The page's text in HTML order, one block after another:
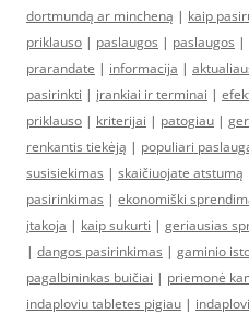
dortmundą ar mincheną | kaip
priklauso | paslaugos | paslaugos |
prarandate | informacija |
pasirinkti | įrankiai ir terminai |
priklauso | kriterijai | patogiau |
renkantis tiekėją | populiari
susisiekimas | skaičiuojate atstumą
pasirinkimas | ekonomiški
įtakoja | kaip sukurti | geriausias
| dangos pasirinkimas | gaminio
pagalbininkas buičiai | priemonė
indaploviu tabletes pigiau |